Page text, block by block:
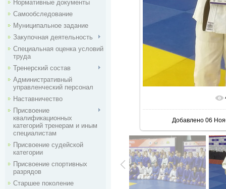
Нормативные документы
Самообследование
Муниципальное задание
Закупочная деятельность
Специальная оценка условий
труда
Тренерский состав
Административный
управленческий персонал
Наставничество
Присвоение
квалификационных
категорий тренерам и иным
специалистам
Присвоение судейской
категории
Присвоение спортивных
разрядов
Старшее поколение
В
Добавлено 06